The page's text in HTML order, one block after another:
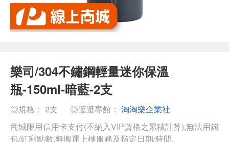
樂司/304不鏽鋼輕量迷你保溫
瓶-150ml-暗藍-2支
◎規格： 2支 ◎逛逛專館： 淘淘樂企業社
商城限用信用卡支付(不納入VIP資格之累積計算),無法用錢
包/紅利點數,無搬運上樓服務及指定日期/時間.